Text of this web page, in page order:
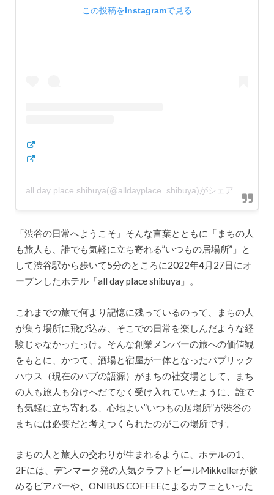
この投稿をInstagramで見る
all day place shibuya(@alldayplace_shibuya)がシェアした投稿
「渋谷の日常へようこそ」そんな言葉とともに「まちの人
も旅人も、誰でも気軽に立ち寄れる”いつもの居場所”」と
して渋谷駅から歩いて5分のところに2022年4月27日にオ
ープンしたホテル「all day place shibuya」。
これまでの旅で何より記憶に残っているのって、まちの人
が集う場所に飛び込み、そこでの日常を楽しんだような経
験じゃなかったっけ。そんな創業メンバーの旅への価値観
をもとに、かつて、酒場と宿屋が一体となったパブリック
ハウス（現在のパブの語源）がまちの社交場として、まち
の人も旅人も分けへだてなく受け入れていたように、誰で
も気軽に立ち寄れる、心地よい”いつもの居場所”が渋谷の
まちには必要だと考えつくられたのがこの場所です。
まちの人と旅人の交わりが生まれるように、ホテルの1、
2Fには、デンマーク発の人気クラフトビールMikkellerが飲
めるビアバーや、ONIBUS COFFEEによるカフェといった